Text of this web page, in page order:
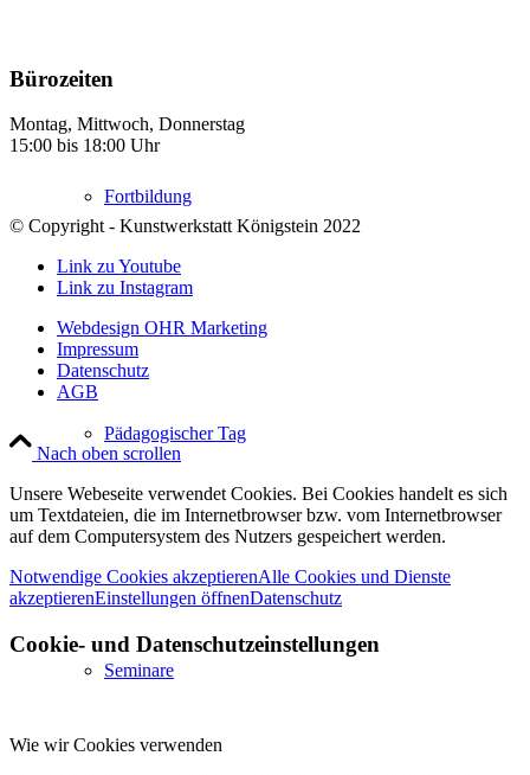
Fortbildung
Pädagogischer Tag
Seminare
Bürozeiten
Montag, Mittwoch, Donnerstag
15:00 bis 18:00 Uhr
© Copyright - Kunstwerkstatt Königstein 2022
Link zu Youtube
Link zu Instagram
Webdesign OHR Marketing
Impressum
Datenschutz
AGB
Nach oben scrollen
Unsere Webeseite verwendet Cookies. Bei Cookies handelt es sich
um Textdateien, die im Internetbrowser bzw. vom Internetbrowser
auf dem Computersystem des Nutzers gespeichert werden.
Notwendige Cookies akzeptierenAlle Cookies und Dienste
akzeptierenEinstellungen öffnenDatenschutz
Cookie- und Datenschutzeinstellungen
Wie wir Cookies verwenden